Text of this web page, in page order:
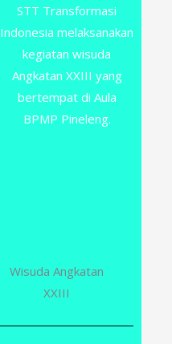
STT Transformasi
Indonesia melaksanakan
kegiatan wisuda
Angkatan XXIII yang
bertempat di Aula
BPMP Pineleng.
Wisuda Angkatan
XXIII